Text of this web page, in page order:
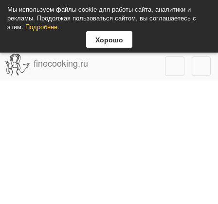
Мы используем файлы cookie для работы сайта, аналитики и
рекламы. Продолжая пользоваться сайтом, вы соглашаетесь с
этим. Подробнее.
Хорошо
finecooking.ru